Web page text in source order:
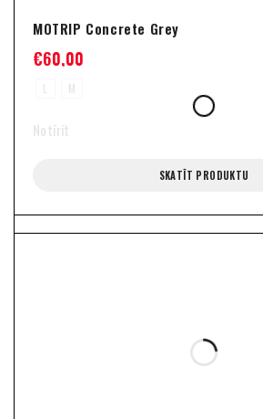
MOTRIP Concrete Grey
€60,00
L M
Notīrīt
SKATĪT PRODUKTU